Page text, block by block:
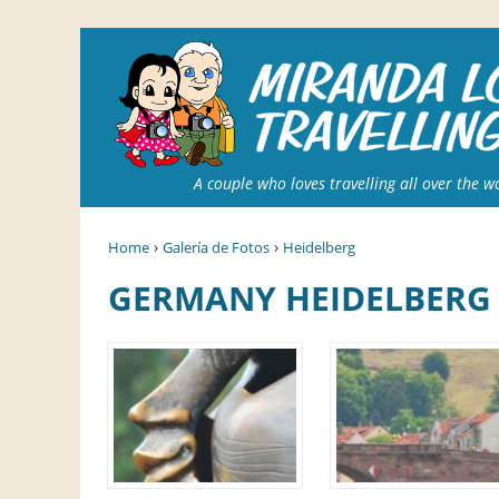
A couple who loves travelling all over the
Home › Galería de Fotos › Heidelberg
GERMANY HEIDELBERG